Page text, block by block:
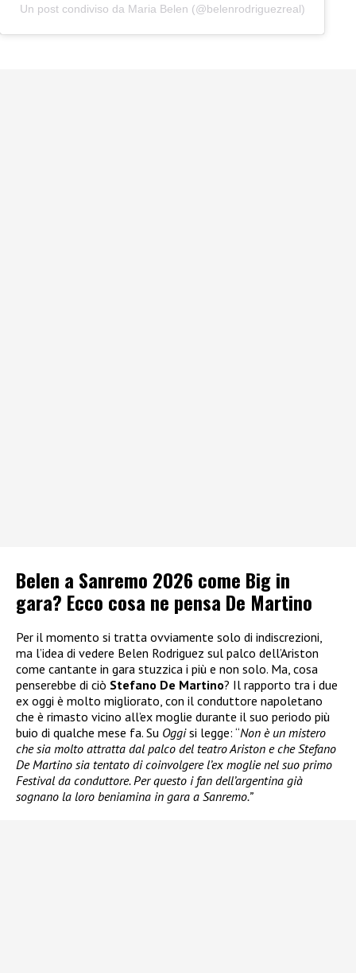
Un post condiviso da Maria Belen (@belenrodriguezreal)
Belen a Sanremo 2026 come Big in
gara? Ecco cosa ne pensa De Martino
Per il momento si tratta ovviamente solo di indiscrezioni,
ma l’idea di vedere Belen Rodriguez sul palco dell’Ariston
come cantante in gara stuzzica i più e non solo. Ma, cosa
penserebbe di ciò Stefano De Martino? Il rapporto tra i due
ex oggi è molto migliorato, con il conduttore napoletano
che è rimasto vicino all’ex moglie durante il suo periodo più
buio di qualche mese fa. Su Oggisi legge: “Non è un mistero
che sia molto attratta dal palco del teatro Ariston e che Stefano
De Martino sia tentato di coinvolgere l’ex moglie nel suo primo
Festival da conduttore. Per questo i fan dell’argentina già
sognano la loro beniamina in gara a Sanremo.”